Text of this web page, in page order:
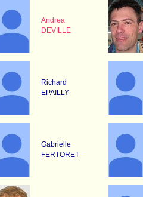
Andrea
DEVILLE
Richard
EPAILLY
Gabrielle
FERTORET